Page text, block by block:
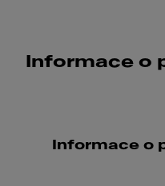
Informace o
Informace o